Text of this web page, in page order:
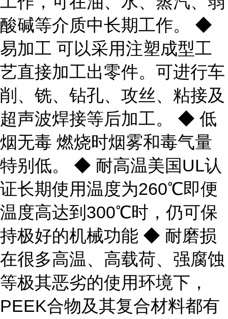
酸碱等介质中长期工作。 ◆
易加工 可以采用注塑成型工
艺直接加工出零件。可进行车
削、铣、钻孔、攻丝、粘接及
超声波焊接等后加工。 ◆ 低
烟无毒 燃烧时烟雾和毒气量
特别低。 ◆ 耐高温美国UL认
证长期使用温度为260℃即便
温度高达到300℃时，仍可保
持极好的机械功能 ◆ 耐磨损
在很多高温、高载荷、强腐蚀
等极其恶劣的使用环境下，
PEEK合物及其复合材料都有